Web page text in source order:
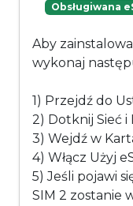
Obsługiwana
Aby
wykonaj
1) Przejdź do
2) Dotknij Sieć
3) Wejdź w
4) Włącz Użyj
5) Jeśli pojawi
SIM 2 zostanie